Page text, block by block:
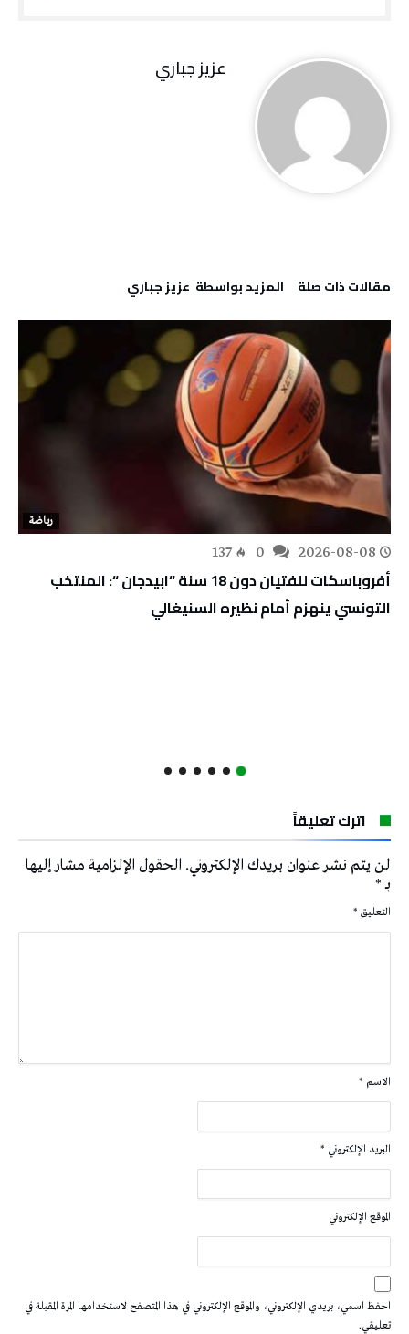
عزيز جباري
‫مقالات ذات صلة‬ ‫‫المزيد بواسطة‬ ‬ عزيز جباري
رياضة
2026-08-08
137
أفروباسكات للفتيان دون 18 سنة “ابيدجان “: المنتخب
التونسي ينهزم أمام نظيره السنيغالي
اترك تعليقاً
لن يتم نشر عنوان بريدك الإلكتروني. الحقول الإلزامية مشار إليها
بـ*
التعليق *
الاسم *
البريد الإلكتروني *
الموقع الإلكتروني
احفظ اسمي، بريدي الإلكتروني، والموقع الإلكتروني في هذا المتصفح لاستخدامها المرة المقبلة في
تعليقي.